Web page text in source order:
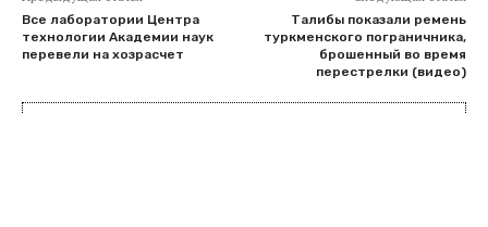
Все лаборатории Центра
технологии Академии наук
перевели на хозрасчет
Талибы показали ремень
туркменского пограничника,
брошенный во время
перестрелки (видео)